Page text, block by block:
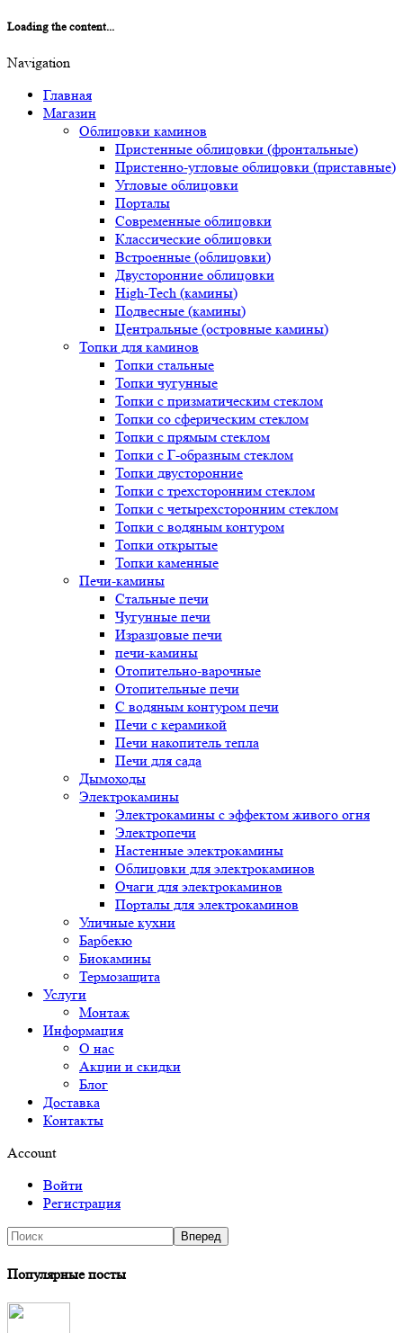
Loading the content...
Navigation
Главная
Магазин
Облицовки каминов
Пристенные облицовки (фронтальные)
Пристенно-угловые облицовки (приставные)
Угловые облицовки
Порталы
Современные облицовки
Классические облицовки
Встроенные (облицовки)
Двусторонние облицовки
High-Tech (камины)
Подвесные (камины)
Центральные (островные камины)
Топки для каминов
Топки стальные
Топки чугунные
Топки с призматическим стеклом
Топки со сферическим стеклом
Топки с прямым стеклом
Топки с Г-образным стеклом
Топки двусторонние
Топки с трехсторонним стеклом
Топки с четырехсторонним стеклом
Топки с водяным контуром
Топки открытые
Топки каменные
Печи-камины
Стальные печи
Чугунные печи
Изразцовые печи
печи-камины
Отопительно-варочные
Отопительные печи
С водяным контуром печи
Печи с керамикой
Печи накопитель тепла
Печи для сада
Дымоходы
Электрокамины
Электрокамины с эффектом живого огня
Электропечи
Настенные электрокамины
Облицовки для электрокаминов
Очаги для электрокаминов
Порталы для электрокаминов
Уличные кухни
Барбекю
Биокамины
Термозащита
Услуги
Монтаж
Информация
О нас
Акции и скидки
Блог
Доставка
Контакты
Account
Войти
Регистрация
Популярные посты